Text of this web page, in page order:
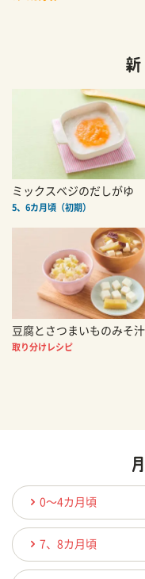
ミックスベジのだしがゆ
5、6カ月頃（初期）
豆腐とさつまいものみそ汁
取り分けレシピ
0〜4カ月頃
7、8カ月頃